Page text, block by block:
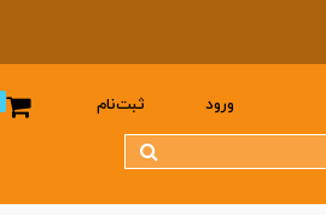
ورود ثبت‌نام